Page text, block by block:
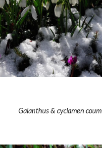
Galanthus & cyclamen coum